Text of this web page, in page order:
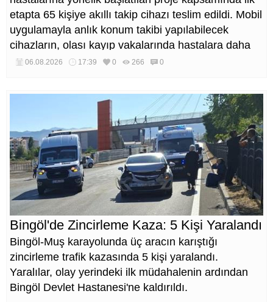
etapta 65 kişiye akıllı takip cihazı teslim edildi. Mobil
uygulamayla anlık konum takibi yapılabilecek
cihazların, olası kayıp vakalarında hastalara daha
kısa sürede ulaşılmasını sağlaması hedefleniyor.
06.08.2026 17:39 0 266 0
Bingöl'de Zincirleme Kaza: 5 Kişi Yaralandı
Bingöl-Muş karayolunda üç aracın karıştığı
zincirleme trafik kazasında 5 kişi yaralandı.
Yaralılar, olay yerindeki ilk müdahalenin ardından
Bingöl Devlet Hastanesi'ne kaldırıldı.